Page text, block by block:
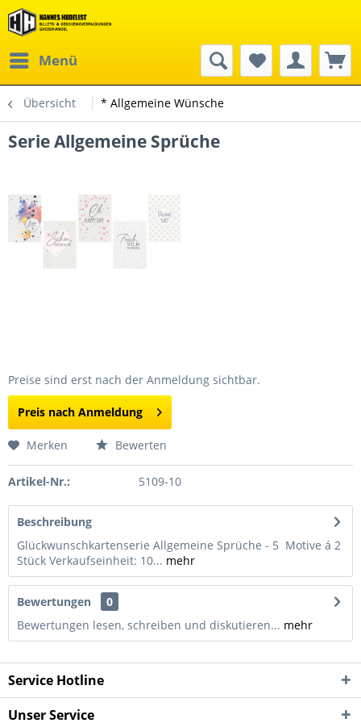
Menü
Übersicht * Allgemeine Wünsche
Serie Allgemeine Sprüche
Preise sind erst nach der Anmeldung sichtbar.
Preis nach Anmeldung
Merken Bewerten
Artikel-Nr.: 5109-10
Beschreibung
Glückwunschkartenserie Allgemeine Sprüche - 5 Motive á 2
Stück Verkaufseinheit: 10... mehr
Bewertungen
0
Bewertungen lesen, schreiben und diskutieren... mehr
Service Hotline
Unser Service